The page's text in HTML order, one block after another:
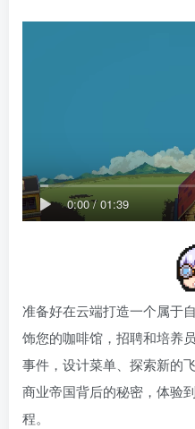
0:00/01:39
准备好在云端打造一个属于
饰您的咖啡馆，招聘和培养
事件，设计菜单、探索新的
商业帝国背后的秘密，体验
程。